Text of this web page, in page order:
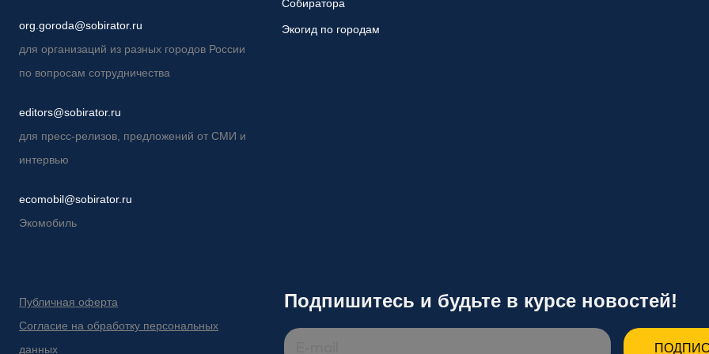
org.goroda@sobirator.ru
для организаций из разных городов России
по вопросам сотрудничества
editors@sobirator.ru
для пресс-релизов, предложений от СМИ и
интервью
ecomobil@sobirator.ru
Экомобиль
Собиратора
Экогид по городам
Публичная оферта
Согласие на обработку персональных
данных
Подпишитесь и будьте в курсе новостей!